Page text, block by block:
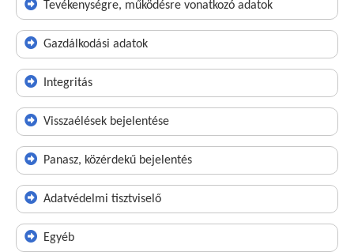
Tevékenységre, működésre vonatkozó adatok
Gazdálkodási adatok
Integritás
Visszaélések bejelentése
Panasz, közérdekű bejelentés
Adatvédelmi tisztviselő
Egyéb